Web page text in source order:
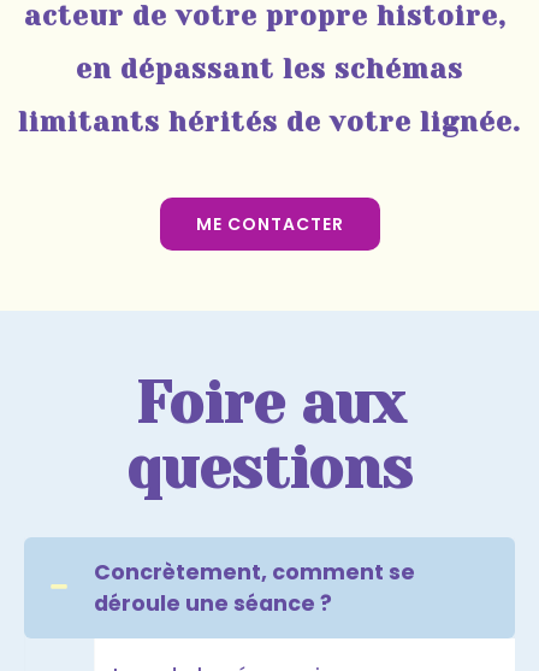
acteur de votre propre histoire,
en dépassant les schémas
limitants hérités de votre lignée.
ME CONTACTER
Foire aux
questions
Concrètement, comment se
déroule une séance ?